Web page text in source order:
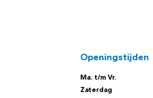
Openingstijden
Ma. t/m Vr.
Zaterdag